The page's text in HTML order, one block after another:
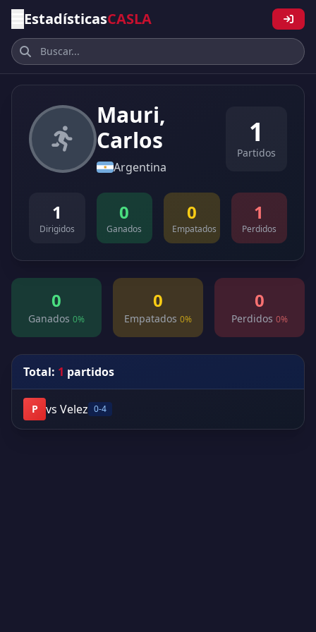
EstadísticasCASLA
Mauri,
Carlos
Argentina
1
Partidos
1
Dirigidos
0
Ganados
0
Empatados
1
Perdidos
0
Ganados 0%
0
Empatados 0%
0
Perdidos 0%
Total: 1 partidos
P vs Velez 0-4